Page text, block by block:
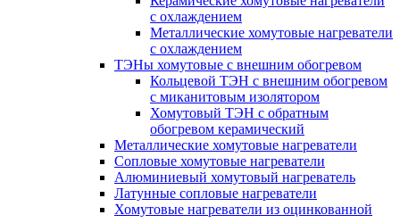
с охлаждением
Металлические хомутовые нагреватели
с охлаждением
ТЭНы хомутовые с внешним обогревом
Кольцевой ТЭН с внешним обогревом
с миканитовым изолятором
Хомутовый ТЭН с обратным
обогревом керамический
Металлические хомутовые нагреватели
Сопловые хомутовые нагреватели
Алюминиевый хомутовый нагреватель
Латунные сопловые нагреватели
Хомутовые нагреватели из оцинкованной